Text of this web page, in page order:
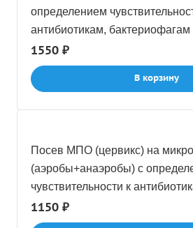
определением
антибиотикам, бактериофагам
антимикотическим препаратам
1550 ₽
В корзину
Посев МПО (цервикс) на
(аэробы+анаэробы) с
чувствительности к
1150 ₽